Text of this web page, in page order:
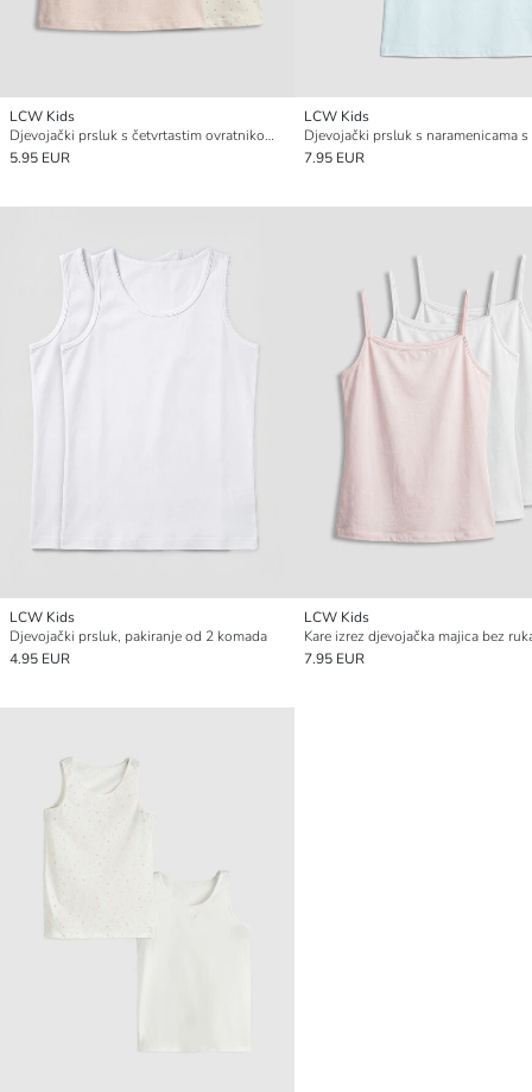
LCW Kids
Djevojački prsluk s četvrtastim ovratnikom, pakiranje od 2 komada
5.95 EUR
LCW Kids
7.95 EUR
LCW Kids
Djevojački prsluk, pakiranje od 2 komada
4.95 EUR
LCW Kids
7.95 EUR